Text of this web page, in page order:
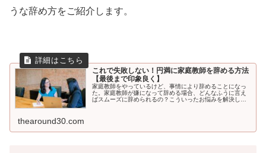
うな辞め方をご紹介します。
これで失敗しない！円満に家庭教師を辞める方法
【最後まで印象良く】
家庭教師をやっているけど、事情により辞めることになっ
た。家庭教師が嫌になって辞める場合、どんなふうに言え
ばスムーズに辞められるの？こういったお悩みを解決しま
thearound30.com